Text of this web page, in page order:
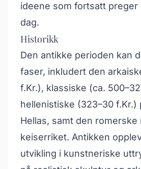
ideene som fortsatt preger
dag.
Historikk
Den antikke perioden kan
faser, inkludert den
f.Kr.), klassiske (ca.
hellenistiske (323–30
Hellas, samt den
keiserriket. Antikken
utvikling i kunstneriske